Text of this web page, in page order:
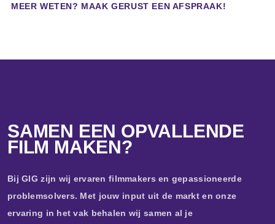
MEER WETEN? MAAK GERUST EEN AFSPRAAK!
SAMEN EEN OPVALLENDE
FILM MAKEN?
Bij GIG zijn wij ervaren filmmakers en gepassioneerde
problemsolvers. Met jouw input uit de markt en onze
ervaring in het vak behalen wij samen al je